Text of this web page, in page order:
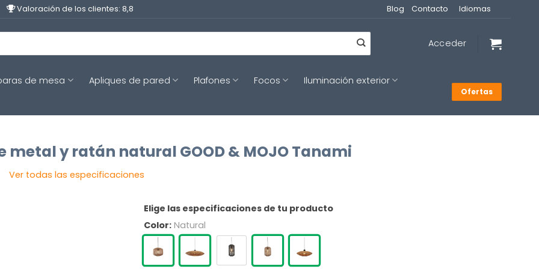
Valoración de los clientes: 8,8 Blog Contacto Idiomas
Acceder
de mesa Apliques de pared Plafones Focos
Iluminación exterior
Ofertas
y ratán natural GOOD & MOJO Tanami
Ver todas las especificaciones
Elige las especificaciones de tu producto
Color: Natural